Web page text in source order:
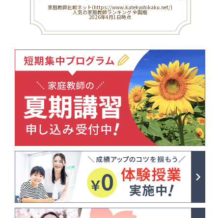
家庭教師比較ネット(https://www.katekyohikaku.net/)
人気の家庭教師ランキング 全国版
2026年4月1日時点